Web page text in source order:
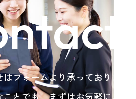
はフォームより承っております